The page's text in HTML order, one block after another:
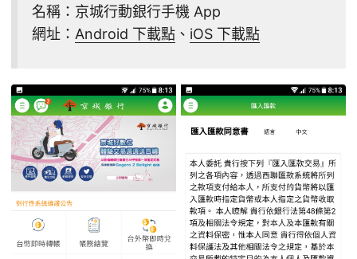
名稱：京城行動銀行手機 App
網址： Android 下載點 、 iOS 下載點